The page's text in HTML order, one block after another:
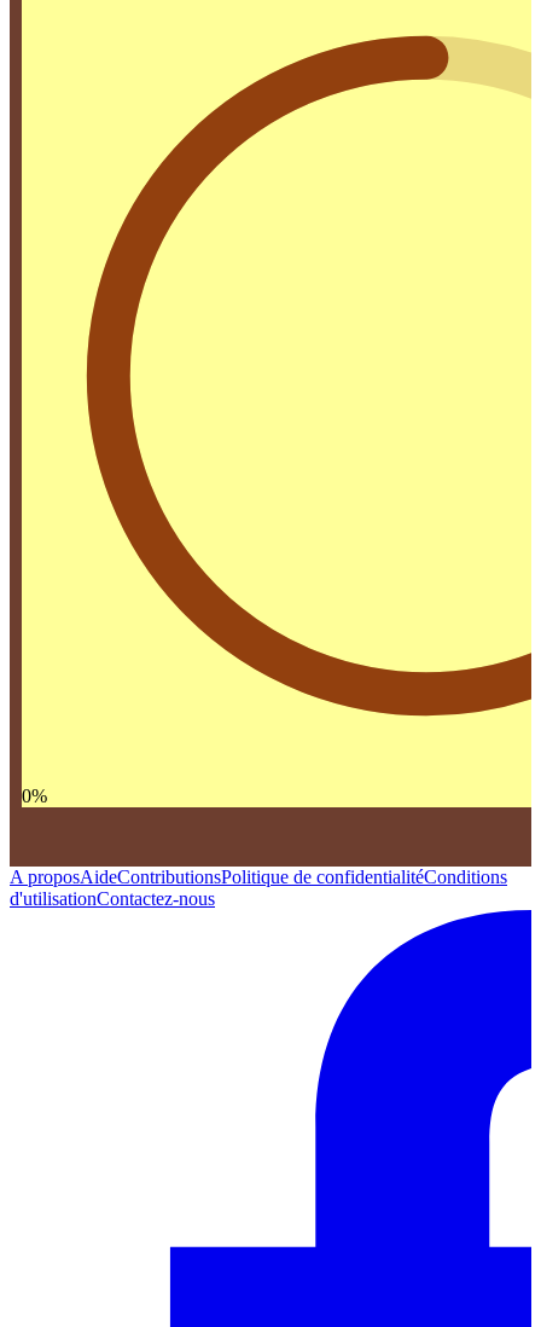
0%
A proposAideContributionsPolitique de confidentialitéConditions
d'utilisationContactez-nous